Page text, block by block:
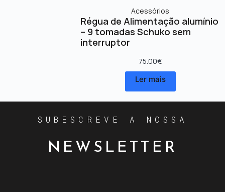
Acessórios
Régua de Alimentação alumínio
– 9 tomadas Schuko sem
interruptor
75.00€
Ler mais
SUBESCREVE A NOSSA
NEWSLETTER